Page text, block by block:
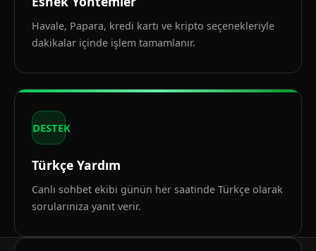
Havale, Papara, kredi kartı ve kripto seçenekleriyle
dakikalar içinde işlem tamamlanır.
DESTEK
Türkçe Yardım
Canlı sohbet ekibi günün her saatinde Türkçe olarak
sorularınıza yanıt verir.